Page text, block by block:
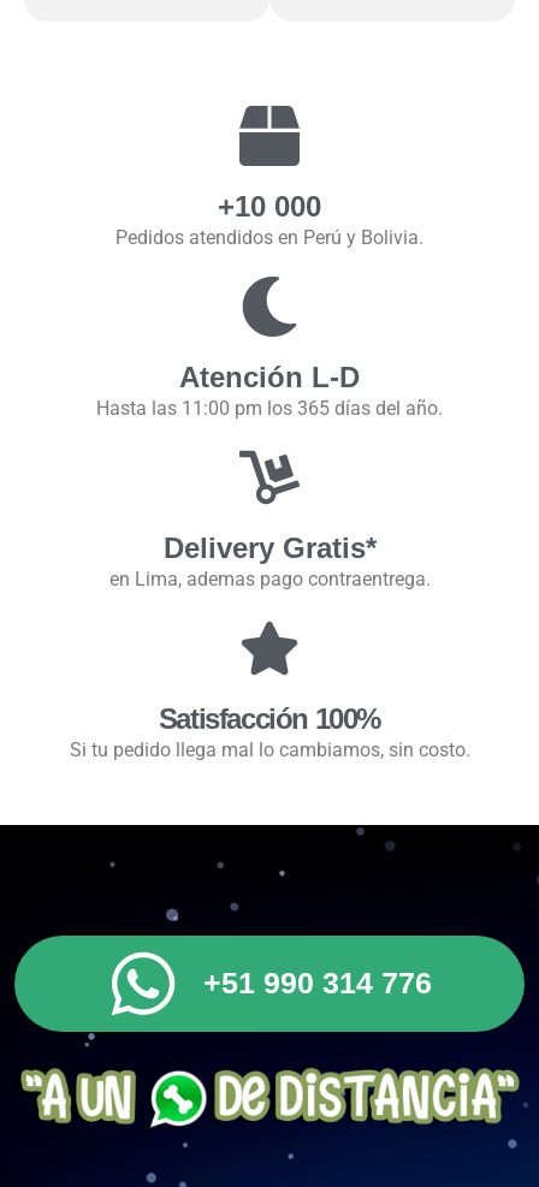
+10 000
Pedidos atendidos en Perú y Bolivia.
Atención L-D
Hasta las 11:00 pm los 365 días del año.
Delivery Gratis*
en Lima, ademas pago contraentrega.
Satisfacción 100%
Si tu pedido llega mal lo cambiamos, sin costo.
+51 990 314 776